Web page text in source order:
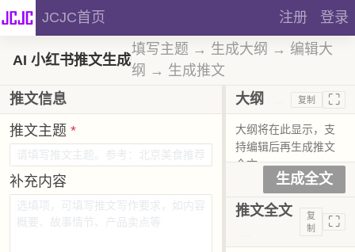
JCJC首页 注册 登录
AI 小红书推文生成
填写主题 → 生成大纲 → 编辑大
纲 → 生成推文
推文信息
推文主题 *
补充内容
大纲 复制 ⛶
生成全文
推文全文
复
制
⛶